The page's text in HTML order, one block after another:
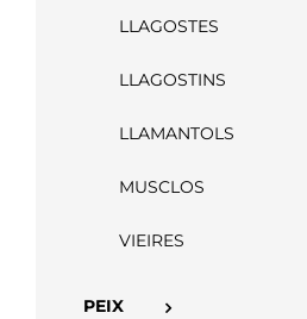
LLAGOSTES
LLAGOSTINS
LLAMANTOLS
MUSCLOS
VIEIRES
PEIX